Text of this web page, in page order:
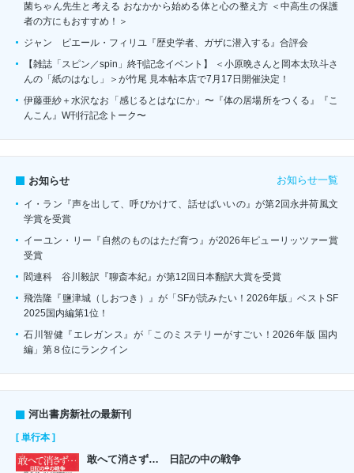
菌ちゃん先生と考える おなかから始める体と心の整え方 ＜中高生の保護
者の方にもおすすめ！＞
ジャン゠ピエール・フィリユ『歴史学者、ガザに潜入する』合評会
【雑誌「スピン／spin」終刊記念イベント】 ＜小原晩さんと岡本太玖斗さ
んの「紙のはなし」＞が竹尾 見本帖本店で7月17日開催決定！
伊藤亜紗＋水沢なお「感じるとはなにか」〜『体の居場所をつくる』『こ
んこん』W刊行記念トーク〜
お知らせ お知らせ一覧
イ・ラン『声を出して、呼びかけて、話せばいいの』が第2回永井荷風文
学賞を受賞
イーユン・リー『自然のものはただ育つ』が2026年ピューリッツァー賞
受賞
閻連科 谷川毅訳『聊斎本紀』が第12回日本翻訳大賞を受賞
飛浩隆『鹽津城（しおつき）』が「SFが読みたい！2026年版」ベストSF
2025国内編第1位！
石川智健『エレガンス』が「このミステリーがすごい！2026年版 国内
編」第８位にランクイン
河出書房新社の最新刊
[ 単行本 ]
敢へて消さず… 日記の中の戦争